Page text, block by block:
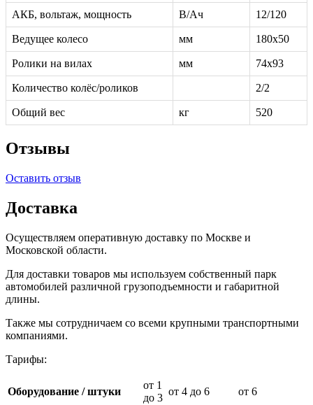
АКБ, вольтаж, мощность В/Ач 12/120
Ведущее колесо мм 180х50
Ролики на вилах мм 74х93
Количество колёс/роликов 2/2
Общий вес кг 520
Отзывы
Оставить отзыв
Доставка
Осуществляем оперативную доставку по Москве и
Московской области.
Для доставки товаров мы используем собственный парк
автомобилей различной грузоподъемности и габаритной
длины.
Также мы сотрудничаем со всеми крупными транспортными
компаниями.
Тарифы:
Оборудование / штуки
от 1
до 3
от 4 до 6
от 6